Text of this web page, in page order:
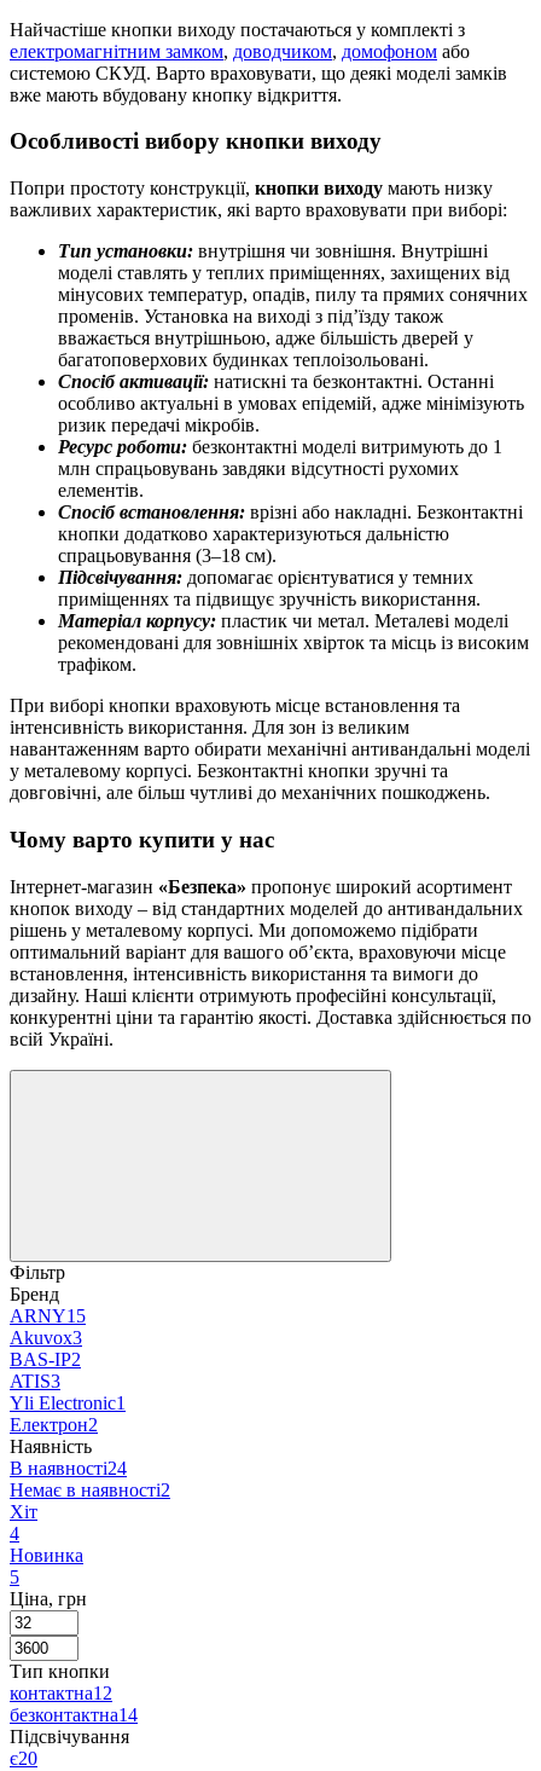
Найчастіше кнопки виходу постачаються у комплекті з
електромагнітним замком, доводчиком, домофоном або
системою СКУД. Варто враховувати, що деякі моделі замків
вже мають вбудовану кнопку відкриття.
Особливості вибору кнопки виходу
Попри простоту конструкції, кнопки виходу мають низку
важливих характеристик, які варто враховувати при виборі:
Тип установки: внутрішня чи зовнішня. Внутрішні
моделі ставлять у теплих приміщеннях, захищених від
мінусових температур, опадів, пилу та прямих сонячних
променів. Установка на виході з під’їзду також
вважається внутрішньою, адже більшість дверей у
багатоповерхових будинках теплоізольовані.
Спосіб активації: натискні та безконтактні. Останні
особливо актуальні в умовах епідемій, адже мінімізують
ризик передачі мікробів.
Ресурс роботи: безконтактні моделі витримують до 1
млн спрацьовувань завдяки відсутності рухомих
елементів.
Спосіб встановлення: врізні або накладні. Безконтактні
кнопки додатково характеризуються дальністю
спрацьовування (3–18 см).
Підсвічування: допомагає орієнтуватися у темних
приміщеннях та підвищує зручність використання.
Матеріал корпусу: пластик чи метал. Металеві моделі
рекомендовані для зовнішніх хвірток та місць із високим
трафіком.
При виборі кнопки враховують місце встановлення та
інтенсивність використання. Для зон із великим
навантаженням варто обирати механічні антивандальні моделі
у металевому корпусі. Безконтактні кнопки зручні та
довговічні, але більш чутливі до механічних пошкоджень.
Чому варто купити у нас
Інтернет-магазин «Безпека» пропонує широкий асортимент
кнопок виходу – від стандартних моделей до антивандальних
рішень у металевому корпусі. Ми допоможемо підібрати
оптимальний варіант для вашого об’єкта, враховуючи місце
встановлення, інтенсивність використання та вимоги до
дизайну. Наші клієнти отримують професійні консультації,
конкурентні ціни та гарантію якості. Доставка здійснюється по
всій Україні.
Фільтр
Бренд
ARNY15
Akuvox3
BAS-IP2
ATIS3
Yli Electronic1
Електрон2
Наявність
В наявності24
Немає в наявності2
Хіт
4
Новинка
5
Ціна, грн
Тип кнопки
контактна12
безконтактна14
Підсвічування
є20